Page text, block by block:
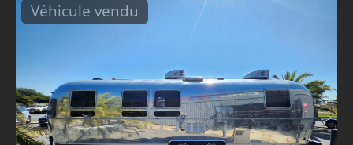
Véhicule vendu